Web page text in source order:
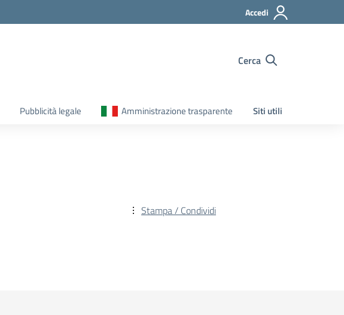
Accedi
Cerca
Pubblicità legale Amministrazione trasparente Siti utili
Stampa / Condividi